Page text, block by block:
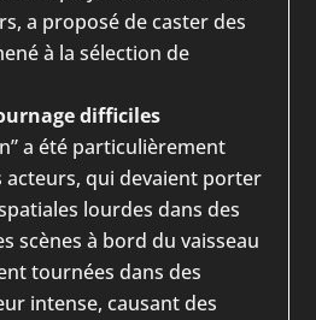
a proposé de caster des
à la sélection de
difficiles
a été particulièrement
qui devaient porter
lourdes dans des
scènes à bord du vaisseau
tournées dans des
intense, causant des